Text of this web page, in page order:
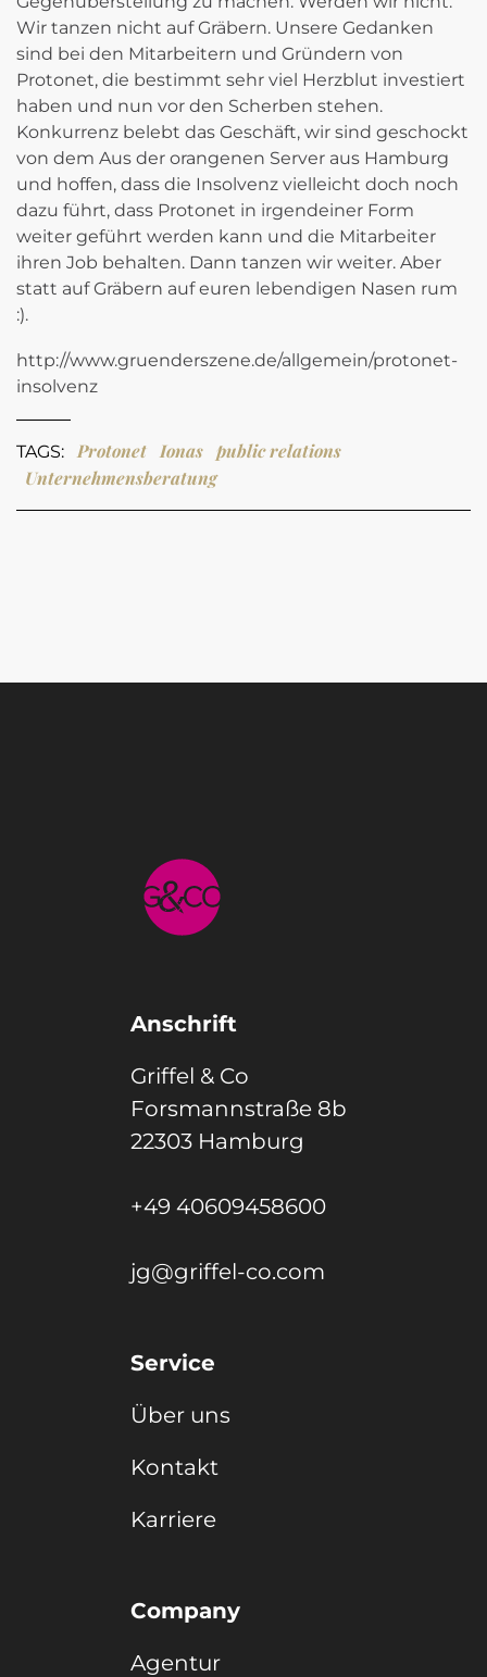
Wir tanzen nicht auf Gräbern. Unsere Gedanken
sind bei den Mitarbeitern und Gründern von
Protonet, die bestimmt sehr viel Herzblut investiert
haben und nun vor den Scherben stehen.
Konkurrenz belebt das Geschäft, wir sind geschockt
von dem Aus der orangenen Server aus Hamburg
und hoffen, dass die Insolvenz vielleicht doch noch
dazu führt, dass Protonet in irgendeiner Form
weiter geführt werden kann und die Mitarbeiter
ihren Job behalten. Dann tanzen wir weiter. Aber
statt auf Gräbern auf euren lebendigen Nasen rum
:).
http://www.gruenderszene.de/allgemein/protonet-
insolvenz
TAGS: Protonet Ionas public relations
Unternehmensberatung
Anschrift
Griffel & Co
Forsmannstraße 8b
22303 Hamburg
+49 40609458600
jg@griffel-co.com
Service
Über uns
Kontakt
Karriere
Company
Agentur